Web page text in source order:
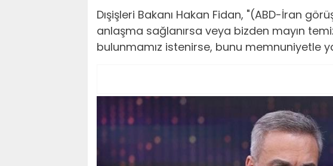
Dışişleri Bakanı Hakan Fidan, "(ABD-İran
anlaşma sağlanırsa veya bizden mayın
bulunmamız istenirse, bunu memnuniyetle